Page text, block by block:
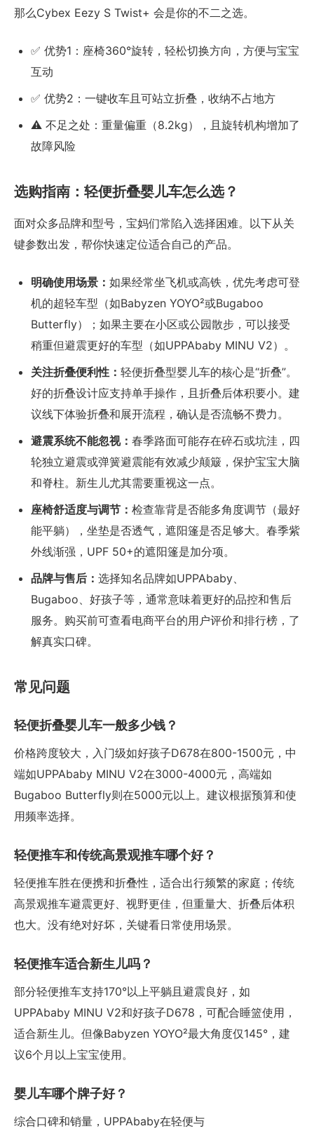
那么Cybex Eezy S Twist+ 会是你的不二之选。
✅ 优势1：座椅360°旋转，轻松切换方向，方便与宝宝
互动
✅ 优势2：一键收车且可站立折叠，收纳不占地方
⚠️ 不足之处：重量偏重（8.2kg），且旋转机构增加了
故障风险
选购指南：轻便折叠婴儿车怎么选？
面对众多品牌和型号，宝妈们常陷入选择困难。以下从关
键参数出发，帮你快速定位适合自己的产品。
明确使用场景： 如果经常坐飞机或高铁，优先考虑可登
机的超轻车型（如Babyzen YOYO²或Bugaboo
Butterfly）；如果主要在小区或公园散步，可以接受
稍重但避震更好的车型（如UPPAbaby MINU V2）。
关注折叠便利性： 轻便折叠型婴儿车的核心是“折叠”。
好的折叠设计应支持单手操作，且折叠后体积要小。建
议线下体验折叠和展开流程，确认是否流畅不费力。
避震系统不能忽视： 春季路面可能存在碎石或坑洼，四
轮独立避震或弹簧避震能有效减少颠簸，保护宝宝大脑
和脊柱。新生儿尤其需要重视这一点。
座椅舒适度与调节： 检查靠背是否能多角度调节（最好
能平躺），坐垫是否透气，遮阳篷是否足够大。春季紫
外线渐强，UPF 50+的遮阳篷是加分项。
品牌与售后： 选择知名品牌如UPPAbaby、
Bugaboo、好孩子等，通常意味着更好的品控和售后
服务。购买前可查看电商平台的用户评价和排行榜，了
解真实口碑。
常见问题
轻便折叠婴儿车一般多少钱？
价格跨度较大，入门级如好孩子D678在800-1500元，中
端如UPPAbaby MINU V2在3000-4000元，高端如
Bugaboo Butterfly则在5000元以上。建议根据预算和使
用频率选择。
轻便推车和传统高景观推车哪个好？
轻便推车胜在便携和折叠性，适合出行频繁的家庭；传统
高景观推车避震更好、视野更佳，但重量大、折叠后体积
也大。没有绝对好坏，关键看日常使用场景。
轻便推车适合新生儿吗？
部分轻便推车支持170°以上平躺且避震良好，如
UPPAbaby MINU V2和好孩子D678，可配合睡篮使用，
适合新生儿。但像Babyzen YOYO²最大角度仅145°，建
议6个月以上宝宝使用。
婴儿车哪个牌子好？
综合口碑和销量，UPPAbaby在轻便与